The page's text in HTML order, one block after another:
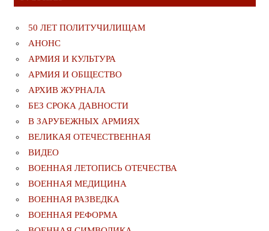
50 ЛЕТ ПОЛИТУЧИЛИЩАМ
АНОНС
АРМИЯ И КУЛЬТУРА
АРМИЯ И ОБЩЕСТВО
АРХИВ ЖУРНАЛА
БЕЗ СРОКА ДАВНОСТИ
В ЗАРУБЕЖНЫХ АРМИЯХ
ВЕЛИКАЯ ОТЕЧЕСТВЕННАЯ
ВИДЕО
ВОЕННАЯ ЛЕТОПИСЬ ОТЕЧЕСТВА
ВОЕННАЯ МЕДИЦИНА
ВОЕННАЯ РАЗВЕДКА
ВОЕННАЯ РЕФОРМА